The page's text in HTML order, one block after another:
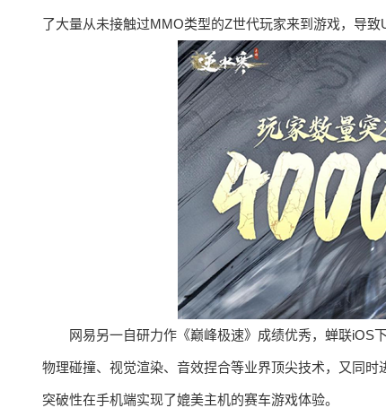
了大量从未接触过MMO类型的Z世代玩家来到游戏，导
网易另一自研力作《巅峰极速》成绩优秀，蝉联iOS
物理碰撞、视觉渲染、音效捏合等业界顶尖技术，又同时
突破性在手机端实现了媲美主机的赛车游戏体验。